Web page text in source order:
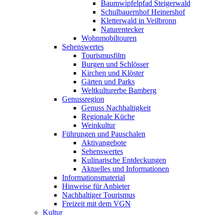
Baumwipfelpfad Steigerwald
Schulbauernhof Heinershof
Kletterwald in Veilbronn
Naturentecker
Wohnmobiltouren
Sehenswertes
Tourismusfilm
Burgen und Schlösser
Kirchen und Klöster
Gärten und Parks
Weltkulturerbe Bamberg
Genussregion
Genuss Nachhaltigkeit
Regionale Küche
Weinkultur
Führungen und Pauschalen
Aktivangebote
Sehenswertes
Kulinarische Entdeckungen
Aktuelles und Informationen
Informationsmaterial
Hinweise für Anbieter
Nachhaltiger Tourismus
Freizeit mit dem VGN
Kultur